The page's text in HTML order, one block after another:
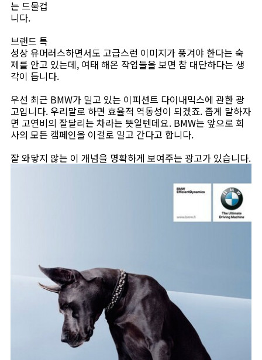
는 드물겁
니다.
브랜드 특
성상 유머러스하면서도 고급스런 이미지가 풍겨야 한다는 숙
제를 안고 있는데, 여태 해온 작업들을 보면 참 대단하다는 생
각이 듭니다.
우선 최근 BMW가 밀고 있는 이피션트 다이내믹스에 관한 광
고입니다. 우리말로 하면 효율적 역동성이 되겠죠. 좁게 말하자
면 고연비의 잘달리는 차라는 뜻일텐데요. BMW는 앞으로 회
사의 모든 캠페인을 이걸로 밀고 간다고 합니다.
잘 와닿지 않는 이 개념을 명확하게 보여주는 광고가 있습니다.